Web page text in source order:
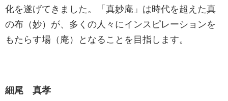
化を遂げてきました。「真妙庵」は時代を超えた真
の布（妙）が、多くの人々にインスピレーションを
もたらす場（庵）となることを目指します。
細尾 真孝